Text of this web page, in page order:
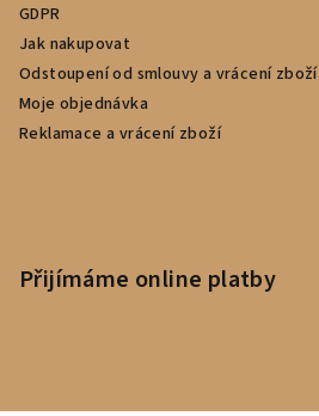
GDPR
Jak nakupovat
Odstoupení od smlouvy a vrácení zboží
Moje objednávka
Reklamace a vrácení zboží
Přijímáme online platby